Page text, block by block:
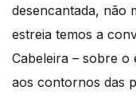
desencantada, não
estreia temos a
Cabeleira – sobre o
aos contornos das